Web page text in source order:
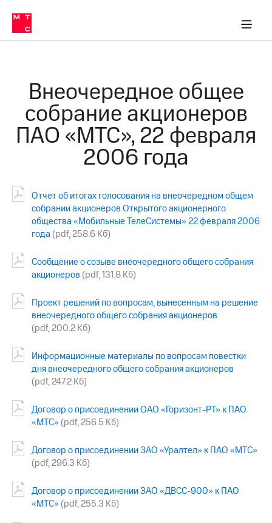
Медиа-центр
и акционерам
Устойчивое развитие
Комплаенс и деловая этика
компании
в МТС
История
компании
Руководство
региона
информация
Контакты
Пресс-
релизы
о технологиях
Достижения
Финансовая
отчетность
Контакты
Пригласить
и акционерам
управление
Корпоративный
Пресс-
релизы
МТС
о технологиях
Внеочередное общее
собрание акционеров
ПАО «МТС», 22 февраля
2006 года
Отчет об итогах голосования на внеочередном общем
собрании акционеров Открытого акционерного
общества «Мобильные ТелеСистемы» 22 февраля 2006
года (pdf, 258.6 Кб)
Сообщение о созыве внеочередного общего собрания
акционеров (pdf, 131.8 Кб)
Проект решений по вопросам, вынесенным на решение
внеочередного общего собрания акционеров
(pdf, 200.2 Кб)
Информационные материалы по вопросам повестки
дня внеочередного общего собрания акционеров
(pdf, 247.2 Кб)
Договор о присоединении ОАО «Горизонт-РТ» к ПАО
«МТС» (pdf, 256.5 Кб)
Договор о присоединении ЗАО «Уралтел» к ПАО «МТС»
(pdf, 296.3 Кб)
Договор о присоединении ЗАО «ДВСС-900» к ПАО
«МТС» (pdf, 255.3 Кб)